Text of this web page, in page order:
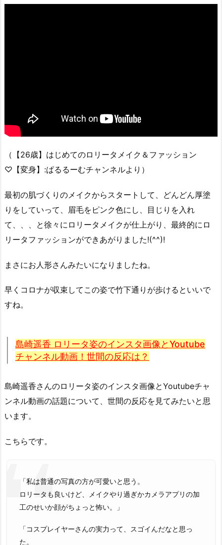
（【26歳】はじめてのロリータメイク＆ファッション
♡【変身】:ぱるるーむチャンネルより）
最初の肌づくりのメイクからスタートして、どんどん厚塗
りをしていって、眉毛をピンク色にし、目じりを入れ
て、、、と徐々にロリータメイクが仕上がり、最終的にロ
リータファッションができあがりました!(^^)!
まさにお人形さんみたいになりましたね。
早くコロナが収束してこの姿で竹下通りが歩けるといいで
すね。
島崎遥香 ロリータ姿のインスタ画像とYoutube
チャンネル動画！世間の反応は？
島崎遥香さんのロリータ姿のインスタ画像とYoutubeチャ
ンネル動画の話題について、世間の反応を見てみたいと思
います。
こちらです。
「私は普通の写真の方が可愛いと思う。
ロリータも良いけど、メイクやり過ぎかカメラアプリの加
工のせいか顔がちょっと怖い。」
「コスプレイヤーさんの実力って、スゴイんだなと思っ
た。